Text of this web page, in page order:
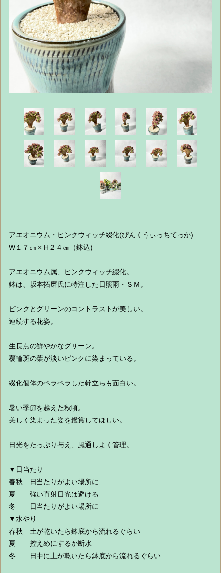
アエオニウム・ピンクウィッチ綴化(ぴんくうぃっちてっか)
W１７㎝ × H２４㎝（鉢込)
アエオニウム属、ピンクウィッチ綴化。
鉢は、坂本拓磨氏に特注した日照雨・ＳＭ。
ピンクとグリーンのコントラストが美しい。
連続する花姿。
生長点の鮮やかなグリーン。
覆輪斑の葉が淡いピンクに染まっている。
綴化個体のペラペラした幹立ちも面白い。
暑い季節を越えた秋頃。
美しく染まった姿を鑑賞してほしい。
日光をたっぷり与え、風通しよく管理。
▼日当たり
春秋 日当たりがよい場所に
夏 強い直射日光は避ける
冬 日当たりがよい場所に
▼水やり
春秋 土が乾いたら鉢底から流れるぐらい
夏 控えめにするか断水
冬 日中に土が乾いたら鉢底から流れるぐらい